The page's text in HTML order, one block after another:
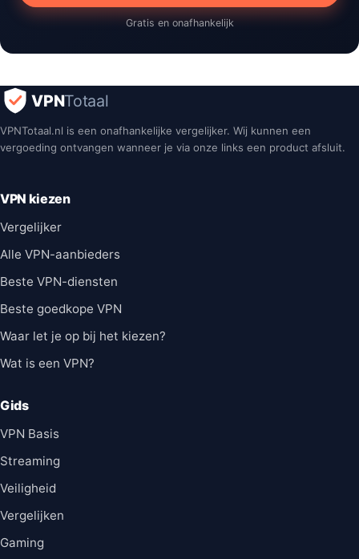
Gratis en onafhankelijk
VPNTotaal
VPNTotaal.nl is een onafhankelijke vergelijker. Wij kunnen een
vergoeding ontvangen wanneer je via onze links een product afsluit.
VPN kiezen
Vergelijker
Alle VPN-aanbieders
Beste VPN-diensten
Beste goedkope VPN
Waar let je op bij het kiezen?
Wat is een VPN?
Gids
VPN Basis
Streaming
Veiligheid
Vergelijken
Gaming